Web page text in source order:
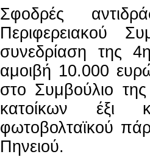
Σφοδρές
Περιφερειακού
συνεδρίαση της
αμοιβή 10.000
στο Συμβούλιο
κατοίκων έξι
φωτοβολταϊκού
Πηνειού.